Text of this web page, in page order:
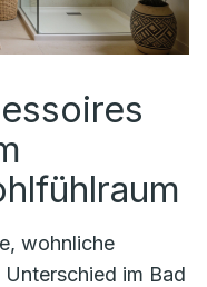
wohnliche
im Bad